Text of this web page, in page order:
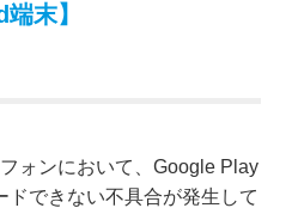
末】
ォンにおいて、Google Play
ドできない不具合が発生して